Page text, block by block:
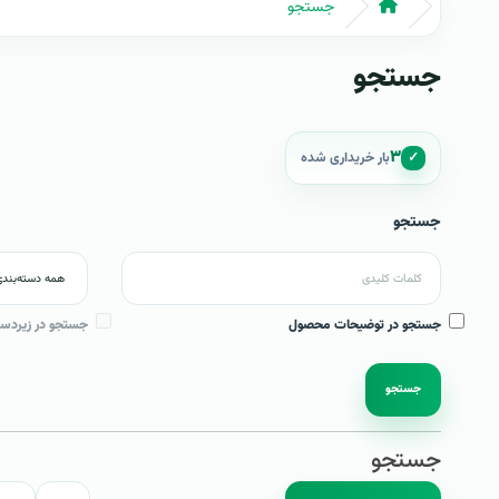
جستجو
جستجو
✓ ۳بار خریداری شده
جستجو
جستجو در توضیحات محصول جستجو در
جستجو
جستجو